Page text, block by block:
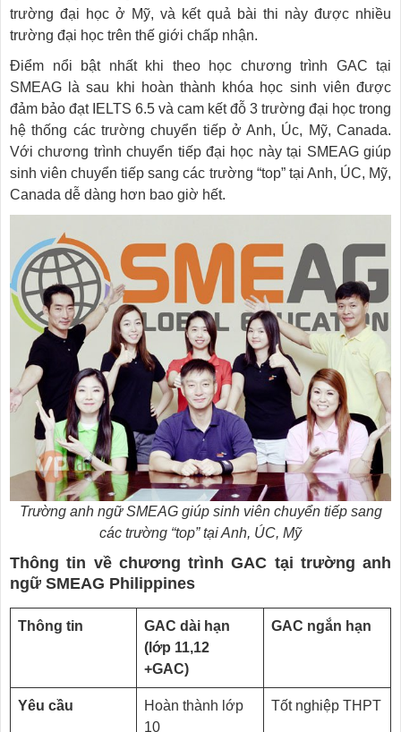
trường đại học ở Mỹ, và kết quả bài thi này được nhiều
trường đại học trên thế giới chấp nhận.
Điểm nổi bật nhất khi theo học chương trình GAC tại
SMEAG là sau khi hoàn thành khóa học sinh viên được
đảm bảo đạt IELTS 6.5 và cam kết đỗ 3 trường đại học trong
hệ thống các trường chuyển tiếp ở Anh, Úc, Mỹ, Canada.
Với chương trình chuyển tiếp đại học này tại SMEAG giúp
sinh viên chuyển tiếp sang các trường “top” tại Anh, ÚC, Mỹ,
Canada dễ dàng hơn bao giờ hết.
Trường anh ngữ SMEAG giúp sinh viên chuyển tiếp sang
các trường “top” tại Anh, ÚC, Mỹ
Thông tin về chương trình GAC tại trường anh
ngữ SMEAG Philippines
Thông tin
GAC dài hạn
(lớp 11,12
+GAC)
GAC ngắn hạn
Yêu cầu
Hoàn thành lớp
10
Tốt nghiệp THPT